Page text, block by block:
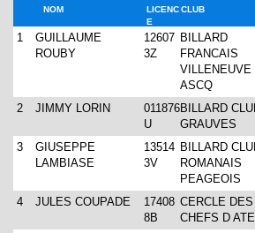
NOM
LICENC
E
CLUB
1
GUILLAUME
ROUBY
12607
3Z
BILLARD
FRANCAIS
VILLENEUVE
ASCQ
2 JIMMY LORIN
011876
U
BILLARD
GRAUVES
3
GIUSEPPE
LAMBIASE
13514
3V
BILLARD
ROMANAIS
PEAGEOIS
4 JULES COUPADE
17408
8B
CERCLE DES
CHEFS D